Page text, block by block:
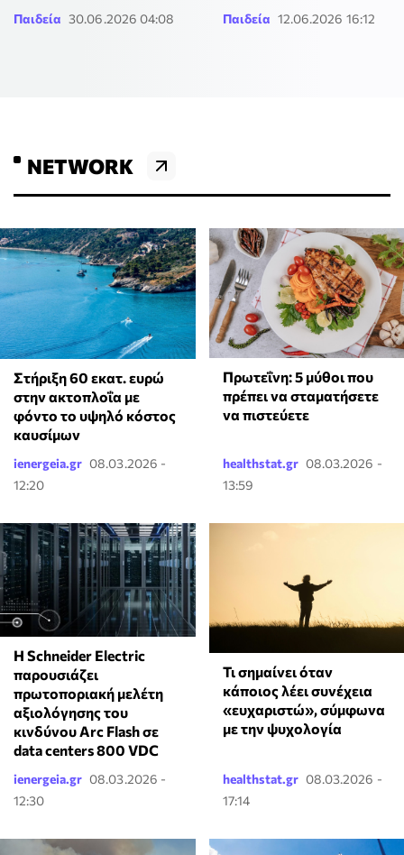
Παιδεία 30.06.2026 04:08 Παιδεία 12.06.2026 16:12
NETWORK
Στήριξη 60 εκατ. ευρώ
στην ακτοπλοΐα με
φόντο το υψηλό κόστος
καυσίμων
ienergeia.gr 08.03.2026 -
12:20
Πρωτεΐνη: 5 μύθοι που
πρέπει να σταματήσετε
να πιστεύετε
healthstat.gr 08.03.2026 -
13:59
Η Schneider Electric
παρουσιάζει
πρωτοποριακή μελέτη
αξιολόγησης του
κινδύνου Arc Flash σε
data centers 800 VDC
ienergeia.gr 08.03.2026 -
12:30
Τι σημαίνει όταν
κάποιος λέει συνέχεια
«ευχαριστώ», σύμφωνα
με την ψυχολογία
healthstat.gr 08.03.2026 -
17:14